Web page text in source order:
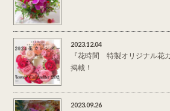
2023.12.04
『花時間 特製オリジナル花
掲載！
2023.09.26